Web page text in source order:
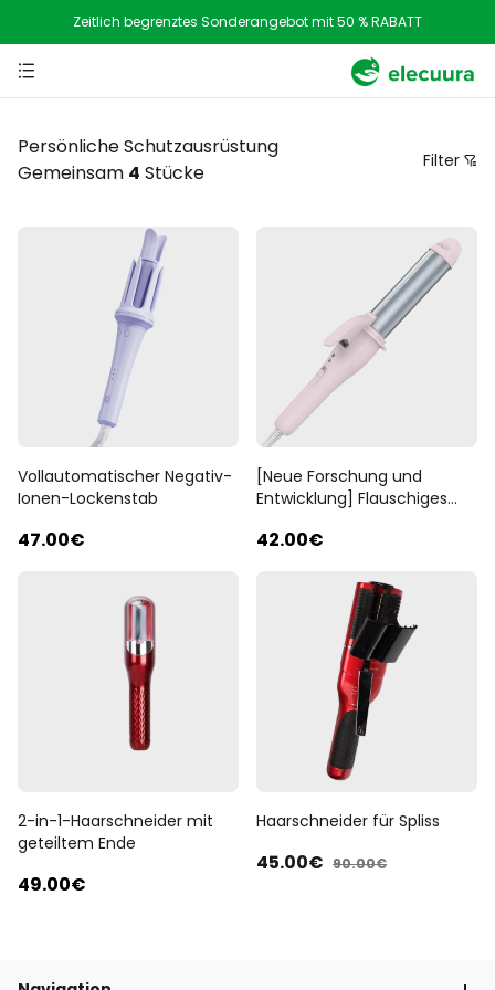
Zeitlich begrenztes Sonderangebot mit 50 % RABATT
Persönliche Schutzausrüstung
Gemeinsam 4 Stücke Filter
Empfohlene Sortierung
Sortieren Sie nach Preis von niedrig nach hoch
Sortieren Sie nach Preis von hoch nach niedrig
Von neu nach alt
Von alt zu neu
Vollautomatischer Negativ-
Ionen-Lockenstab
47.00€
[Neue Forschung und
Entwicklung] Flauschiges
Verwendungszweck
42.00€
2-in-1-Haarschneider mit
geteiltem Ende
49.00€
Haarschneider für Spliss
45.00€ 90.00€